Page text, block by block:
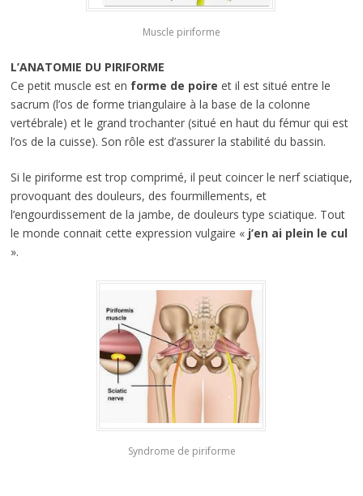
Muscle piriforme
L’ANATOMIE DU PIRIFORME
Ce petit muscle est en forme de poire et il est situé entre le
sacrum (l’os de forme triangulaire à la base de la colonne
vertébrale) et le grand trochanter (situé en haut du fémur qui est
l’os de la cuisse). Son rôle est d’assurer la stabilité du bassin.
Si le piriforme est trop comprimé, il peut coincer le nerf sciatique,
provoquant des douleurs, des fourmillements, et
l’engourdissement de la jambe, de douleurs type sciatique. Tout
le monde connait cette expression vulgaire « j’en ai plein le cul
».
Syndrome de piriforme